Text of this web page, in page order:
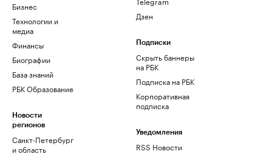
Бизнес
Технологии и
медиа
Финансы
Биографии
База знаний
РБК Образование
Новости
регионов
Санкт-Петербург
и область
Дзен
Подписки
Скрыть баннеры
на РБК
Подписка на РБК
Корпоративная
подписка
Уведомления
RSS Новости